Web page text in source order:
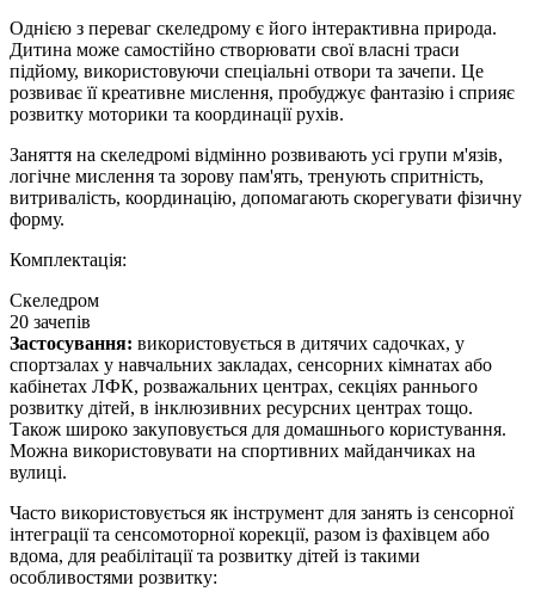
Однією з переваг скеледрому є його інтерактивна природа.
Дитина може самостійно створювати свої власні траси
підйому, використовуючи спеціальні отвори та зачепи. Це
розвиває її креативне мислення, пробуджує фантазію і сприяє
розвитку моторики та координації рухів.
Заняття на скеледромі відмінно розвивають усі групи м'язів,
логічне мислення та зорову пам'ять, тренують спритність,
витривалість, координацію, допомагають скорегувати фізичну
форму.
Комплектація:
Скеледром
20 зачепів
Застосування: використовується в дитячих садочках, у
спортзалах у навчальних закладах, сенсорних кімнатах або
кабінетах ЛФК, розважальних центрах, секціях раннього
розвитку дітей, в інклюзивних ресурсних центрах тощо.
Також широко закуповується для домашнього користування.
Можна використовувати на спортивних майданчиках на
вулиці.
Часто використовується як інструмент для занять із сенсорної
інтеграції та сенсомоторної корекції, разом із фахівцем або
вдома, для реабілітації та розвитку дітей із такими
особливостями розвитку: